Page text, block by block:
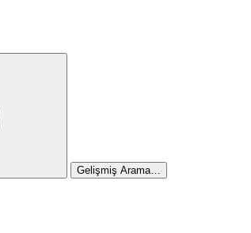
Gelişmiş Arama…